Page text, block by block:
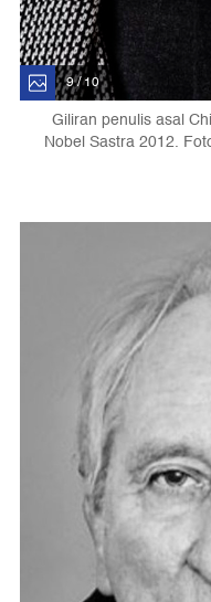
9 / 10
Giliran penulis asal
Nobel Sastra 2012.